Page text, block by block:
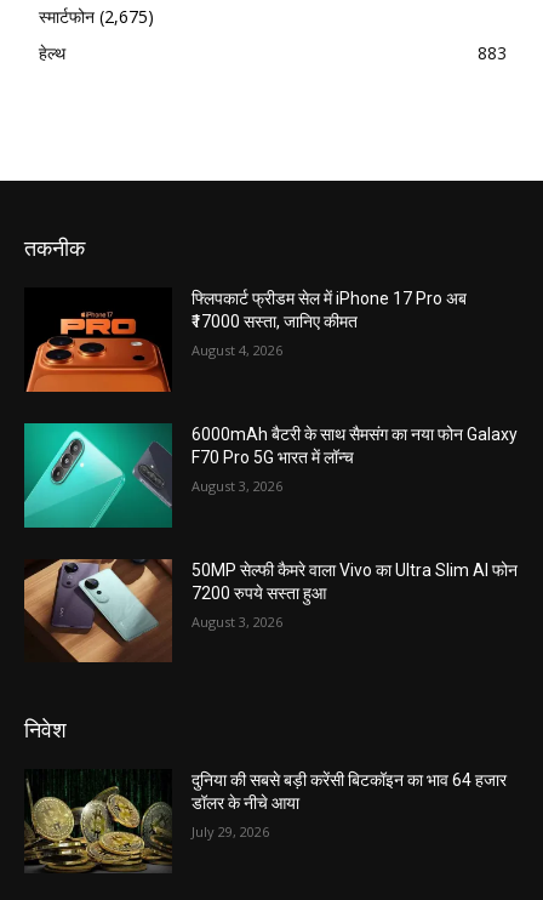
स्मार्टफोन (2,675)
हेल्थ
883
तकनीक
फ्लिपकार्ट फ्रीडम सेल में iPhone 17 Pro अब
₹17000 सस्ता, जानिए कीमत
August 4, 2026
6000mAh बैटरी के साथ सैमसंग का नया फोन Galaxy
F70 Pro 5G भारत में लॉन्च
August 3, 2026
50MP सेल्फी कैमरे वाला Vivo का Ultra Slim AI फोन
7200 रुपये सस्ता हुआ
August 3, 2026
निवेश
दुनिया की सबसे बड़ी करेंसी बिटकॉइन का भाव 64 हजार
डॉलर के नीचे आया
July 29, 2026